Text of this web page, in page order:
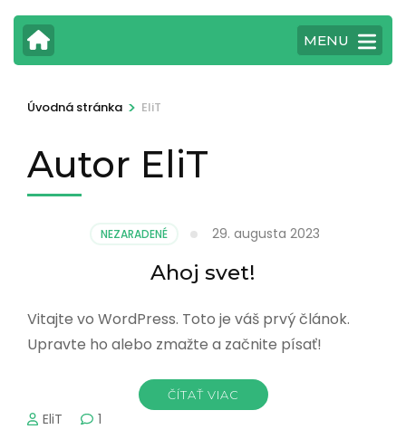
MENU
Úvodná stránka > EliT
Autor EliT
NEZARADENÉ 29. augusta 2023
Ahoj svet!
Vitajte vo WordPress. Toto je váš prvý článok.
Upravte ho alebo zmažte a začnite písať!
ČÍTAŤ VIAC
EliT 1